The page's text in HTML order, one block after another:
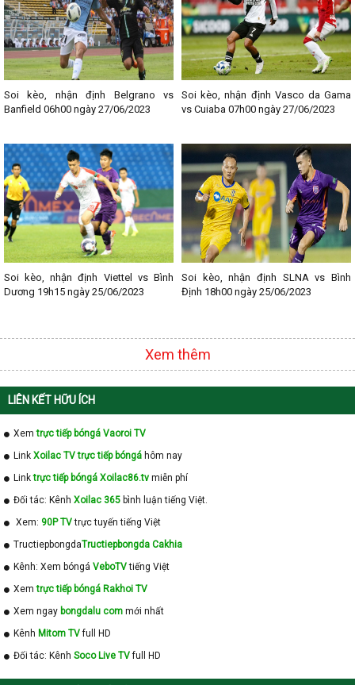
nhé!
--------------------------------
Lịch thi đấu bóng đá các giải nổi bật:
- Lịch thi đấu Ngoại hạng Anh
- Lịch thi đấu La Liga
- Lịch thi đấu Bundesliga
- Lịch thi đấu V - League
- Lịch thi đấu Cup C1
Soi kèo, nhận định Belgrano vs
Banfield 06h00 ngày 27/06/2023
Soi kèo, nhận định Vasco da Gama
vs Cuiaba 07h00 ngày 27/06/2023
Soi kèo, nhận định Viettel vs Bình
Dương 19h15 ngày 25/06/2023
Soi kèo, nhận định SLNA vs Bình
Định 18h00 ngày 25/06/2023
Xem thêm
LIÊN KẾT HỮU ÍCH
Xemtrực tiếp bóngá Vaoroi TV
Link Xoilac TV trực tiếp bóngá hôm nay
Linktrực tiếp bóngá Xoilac86.tv miễn phí
Đối tác: Kênh Xoilac 365 bình luận tiếng Việt.
Xem: 90P TVtrực tuyến tiếng Việt
TructiepbongdaTructiepbongda Cakhia
Kênh: Xem bóngá VeboTVtiếng Việt
Xemtrực tiếp bóngá Rakhoi TV
Xem ngay bongdalu com mới nhất
Kênh Mitom TVfull HD
Đối tác: Kênh Soco Live TVfull HD